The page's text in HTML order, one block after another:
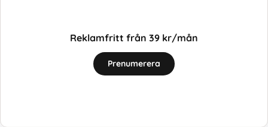
Reklamfritt från 39 kr/mån
Prenumerera